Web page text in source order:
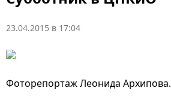
23.04.2015 в 17:04
Фоторепортаж Леонида Архипова.